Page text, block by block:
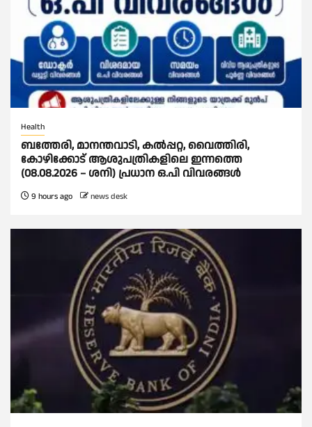
Health
ബത്തേരി, മാനന്തവാടി, കൽപ്പറ്റ, വൈത്തിരി,
കോഴിക്കോട് ആശുപത്രികളിലെ ഇന്നത്തെ
(08.08.2026 – ശനി) പ്രധാന ഒ.പി വിവരങ്ങൾ
9 hours ago news desk